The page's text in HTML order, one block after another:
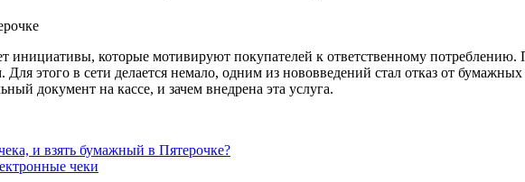
инициативы, которые мотивируют покупателей к ответственному
этого в сети делается немало, одним из нововведений стал отказ от бумажных
документ на кассе, и зачем внедрена эта услуга.
и взять бумажный в Пятерочке?
чеки